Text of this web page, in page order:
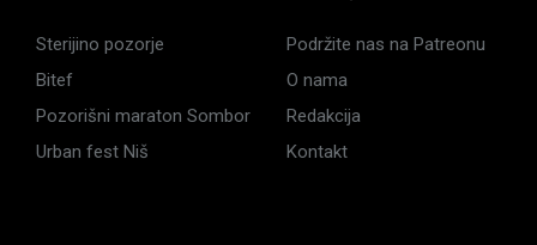
Sterijino pozorje
Bitef
Pozorišni maraton Sombor
Urban fest Niš
Podržite nas na Patreonu
O nama
Redakcija
Kontakt